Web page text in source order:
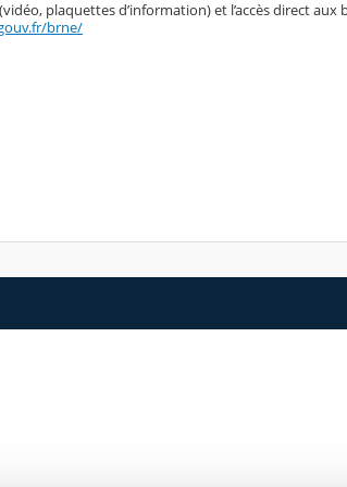
plaquettes d’information) et l’accès direct
brne/